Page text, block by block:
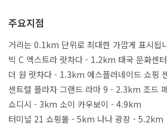
주요지점
거리는 0.1km 단위로 최대한 가깝게 표시됩
빅 C 엑스트라 랏차다 - 1.2km 태국 문화센
더 원 랏차다 - 1.3km 에스플러네이드 쇼핑
센트럴 플라자 그랜드 라마 9 - 2.3km 조드
쇼디시 - 3km 소이 카우보이 - 4.9km
터미널 21 쇼핑몰 - 5km 나나 광장 - 5.2km